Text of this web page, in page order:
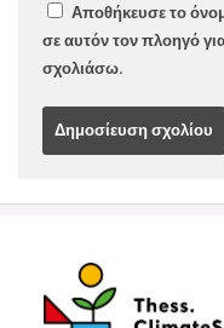
Αποθήκευσε το
σε αυτόν τον πλοηγό
σχολιάσω.